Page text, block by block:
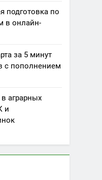
подготовка по
в онлайн-
за 5 минут
с пополнением
аграрных
и